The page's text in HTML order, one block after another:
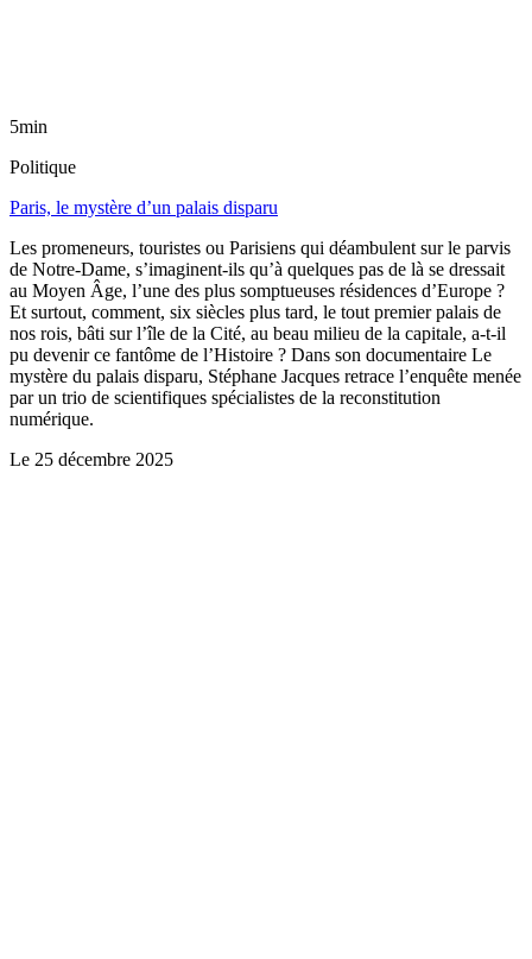
5min
Politique
Paris, le mystère d’un palais disparu
Les promeneurs, touristes ou Parisiens qui déambulent sur le parvis
de Notre-Dame, s’imaginent-ils qu’à quelques pas de là se dressait
au Moyen Âge, l’une des plus somptueuses résidences d’Europe ?
Et surtout, comment, six siècles plus tard, le tout premier palais de
nos rois, bâti sur l’île de la Cité, au beau milieu de la capitale, a-t-il
pu devenir ce fantôme de l’Histoire ? Dans son documentaire Le
mystère du palais disparu, Stéphane Jacques retrace l’enquête menée
par un trio de scientifiques spécialistes de la reconstitution
numérique.
Le 25 décembre 2025